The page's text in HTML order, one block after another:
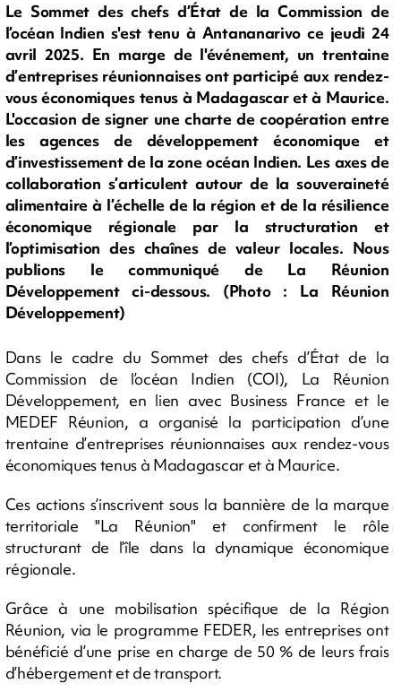
Le Sommet des chefs d’État de la Commission de
l’océan Indien s'est tenu à Antananarivo ce jeudi 24
avril 2025. En marge de l'événement, un trentaine
d’entreprises réunionnaises ont participé aux rendez-
vous économiques tenus à Madagascar et à Maurice.
L'occasion de signer une charte de coopération entre
les agences de développement économique et
d’investissement de la zone océan Indien. Les axes de
collaboration s’articulent autour de la souveraineté
alimentaire à l’échelle de la région et de la résilience
économique régionale par la structuration et
l’optimisation des chaînes de valeur locales. Nous
publions le communiqué de La Réunion
Développement ci-dessous. (Photo : La Réunion
Développement)
Dans le cadre du Sommet des chefs d’État de la
Commission de l’océan Indien (COI), La Réunion
Développement, en lien avec Business France et le
MEDEF Réunion, a organisé la participation d’une
trentaine d’entreprises réunionnaises aux rendez-vous
économiques tenus à Madagascar et à Maurice.
Ces actions s’inscrivent sous la bannière de la marque
territoriale "La Réunion" et confirment le rôle
structurant de l’île dans la dynamique économique
régionale.
Grâce à une mobilisation spécifique de la Région
Réunion, via le programme FEDER, les entreprises ont
bénéficié d’une prise en charge de 50 % de leurs frais
d’hébergement et de transport.